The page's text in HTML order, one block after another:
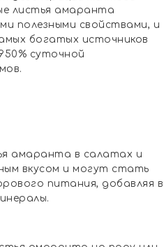
листья амаранта
полезными свойствами, и
богатых источников
суточной
амаранта в салатах и
вкусом и могут стать
питания, добавляя в